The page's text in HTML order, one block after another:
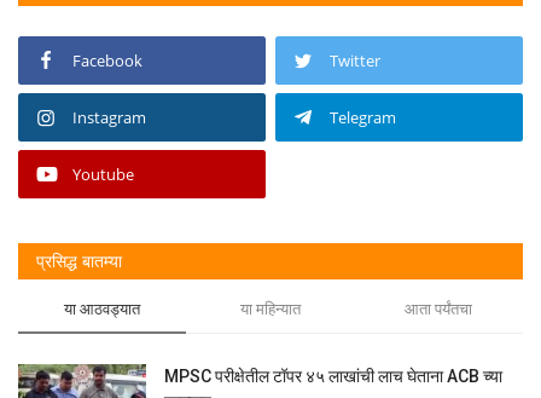
Facebook Twitter
Instagram Telegram
Youtube
प्रसिद्ध बातम्या
या आठवड्यात या महिन्यात आता पर्यंतचा
MPSC परीक्षेतील टॉपर ४५ लाखांची लाच घेताना ACB च्या